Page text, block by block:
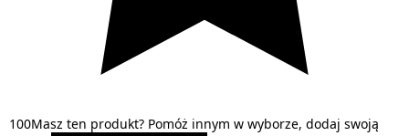
100Masz ten produkt? Pomóż innym w wyborze, dodaj swoją